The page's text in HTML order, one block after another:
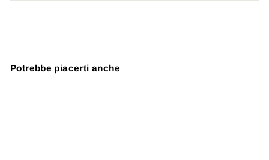
Potrebbe piacerti anche